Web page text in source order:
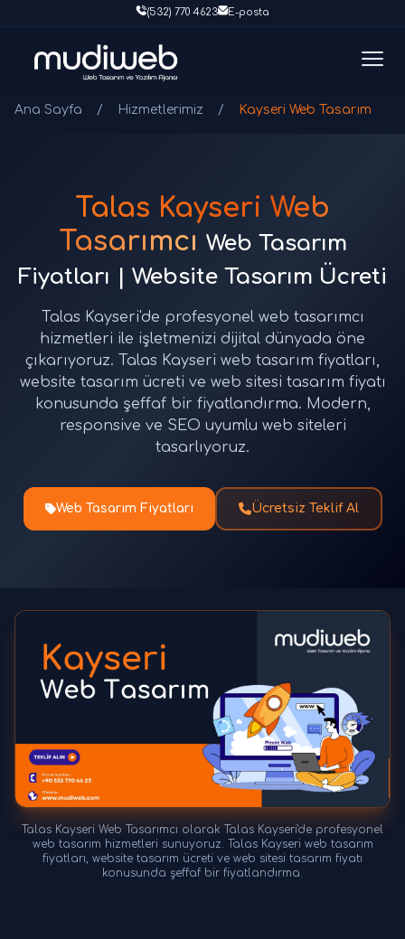
(532) 770 4623 E-posta
Ana Sayfa / Hizmetlerimiz / Kayseri Web Tasarım
Talas Kayseri Web
Tasarımcı Web Tasarım
Fiyatları | Website Tasarım Ücreti
Talas Kayseri'de profesyonel web tasarımcı
hizmetleri ile işletmenizi dijital dünyada öne
çıkarıyoruz. Talas Kayseri web tasarım fiyatları,
website tasarım ücreti ve web sitesi tasarım fiyatı
konusunda şeffaf bir fiyatlandırma. Modern,
responsive ve SEO uyumlu web siteleri
tasarlıyoruz.
Web Tasarım Fiyatları Ücretsiz Teklif Al
Talas Kayseri Web Tasarımcı olarak Talas Kayseri'de profesyonel
web tasarım hizmetleri sunuyoruz. Talas Kayseri web tasarım
fiyatları, website tasarım ücreti ve web sitesi tasarım fiyatı
konusunda şeffaf bir fiyatlandırma.